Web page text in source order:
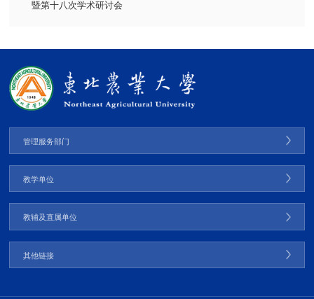
暨第十八次学术研讨会
管理服务部门
教学单位
教辅及直属单位
其他链接